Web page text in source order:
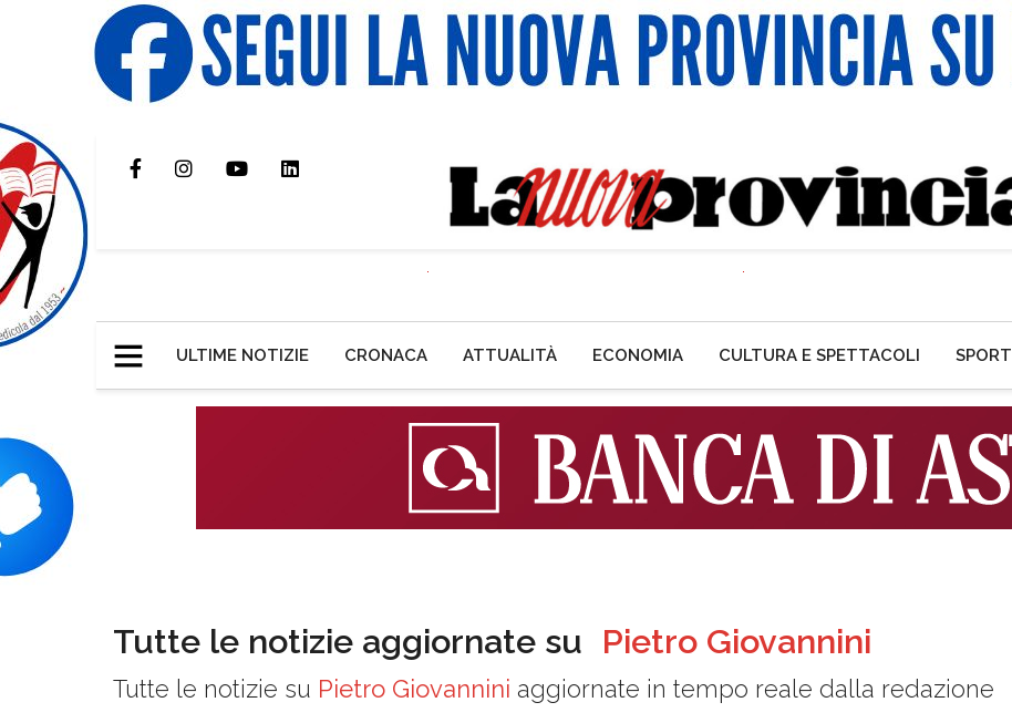
ULTIME NOTIZIE CRONACA ATTUALITÀ ECONOMIA CULTURA E SPETTACOLI SPORT
Tutte le notizie aggiornate su Pietro Giovannini
Tutte le notizie su Pietro Giovannini aggiornate in tempo reale dalla redazione